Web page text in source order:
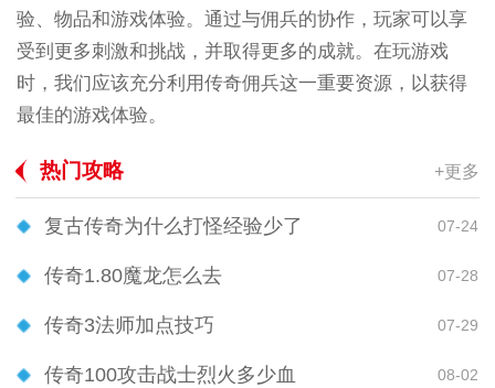
验、物品和游戏体验。通过与佣兵的协作，玩家可以享
受到更多刺激和挑战，并取得更多的成就。在玩游戏
时，我们应该充分利用传奇佣兵这一重要资源，以获得
最佳的游戏体验。
热门攻略 +更多
复古传奇为什么打怪经验少了 07-24
传奇1.80魔龙怎么去 07-28
传奇3法师加点技巧 07-29
传奇100攻击战士烈火多少血 08-02